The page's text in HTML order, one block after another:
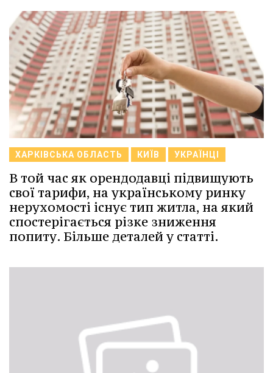
ХАРКІВСЬКА ОБЛАСТЬ КИЇВ УКРАЇНЦІ
В той час як орендодавці підвищують
свої тарифи, на українському ринку
нерухомості існує тип житла, на який
спостерігається різке зниження
попиту. Більше деталей у статті.